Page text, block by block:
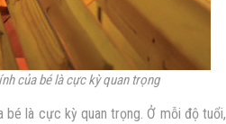
của bé là cực kỳ quan trọng
là cực kỳ quan trọng. Ở mỗi độ tuổi,